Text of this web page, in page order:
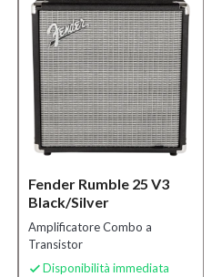
Fender Rumble 25 V3
Black/Silver
Amplificatore Combo a
Transistor
 Disponibilità immediata